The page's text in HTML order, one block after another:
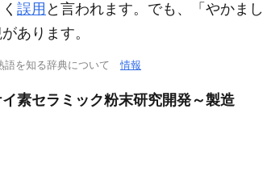
誤用 と言われます。でも、「やかま
あります。
語を知る辞典について情報
素セラミック粉末研究開発～製造